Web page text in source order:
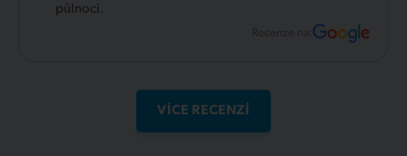
půlnoci.
Recenze na:
VÍCE RECENZÍ